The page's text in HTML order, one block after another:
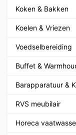
Koken & Bakken
Koelen & Vriezen
Voedselbereiding
Buffet &
Barapparatuur &
RVS meubilair
Horeca